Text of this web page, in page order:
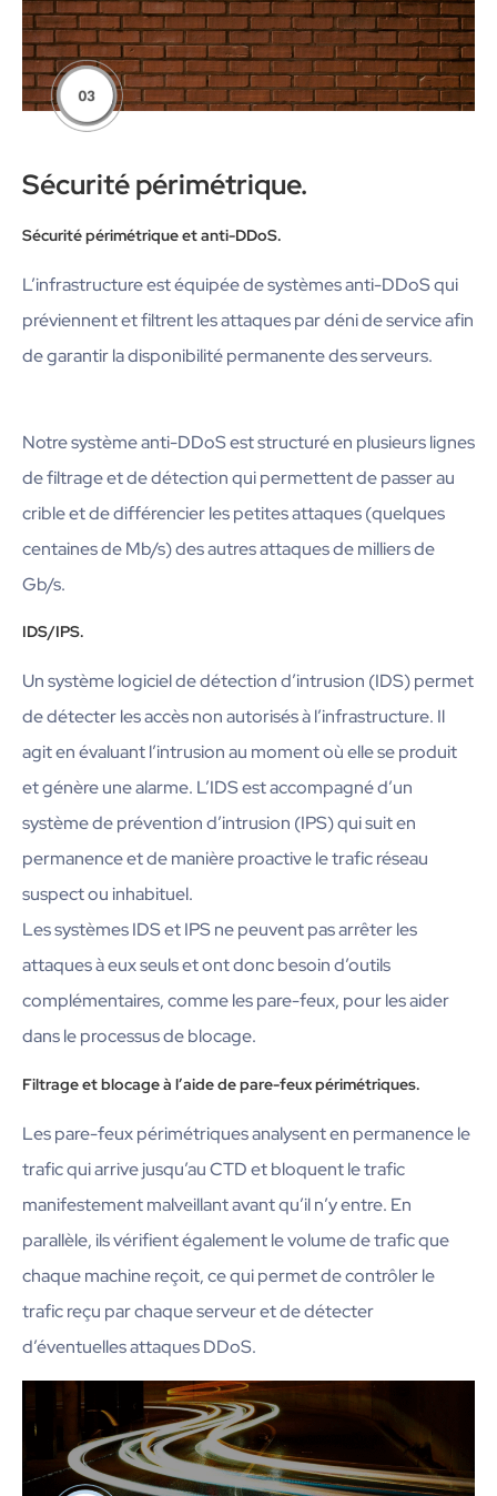
Sécurité périmétrique.
Sécurité périmétrique et anti-DDoS.
L’infrastructure est équipée de systèmes anti-DDoS qui
préviennent et filtrent les attaques par déni de service afin
de garantir la disponibilité permanente des serveurs.
Notre système anti-DDoS est structuré en plusieurs lignes
de filtrage et de détection qui permettent de passer au
crible et de différencier les petites attaques (quelques
centaines de Mb/s) des autres attaques de milliers de
Gb/s.
IDS/IPS.
Un système logiciel de détection d’intrusion (IDS) permet
de détecter les accès non autorisés à l’infrastructure. Il
agit en évaluant l’intrusion au moment où elle se produit
et génère une alarme. L’IDS est accompagné d’un
système de prévention d’intrusion (IPS) qui suit en
permanence et de manière proactive le trafic réseau
suspect ou inhabituel.
Les systèmes IDS et IPS ne peuvent pas arrêter les
attaques à eux seuls et ont donc besoin d’outils
complémentaires, comme les pare-feux, pour les aider
dans le processus de blocage.
Filtrage et blocage à l’aide de pare-feux périmétriques.
Les pare-feux périmétriques analysent en permanence le
trafic qui arrive jusqu’au CTD et bloquent le trafic
manifestement malveillant avant qu’il n’y entre. En
parallèle, ils vérifient également le volume de trafic que
chaque machine reçoit, ce qui permet de contrôler le
trafic reçu par chaque serveur et de détecter
d’éventuelles attaques DDoS.